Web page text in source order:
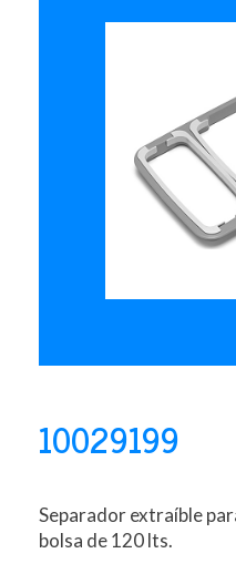
10029199
Separador extraíble
bolsa de 120 lts.